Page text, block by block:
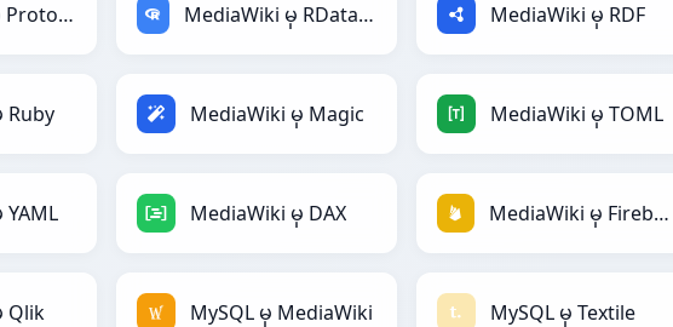
MediaWiki မှ Protobuf MediaWiki မှ RDataFrame MediaWiki မှ RDF
Ruby MediaWiki မှ Magic MediaWiki မှ TOML
MediaWiki မှ DAX MediaWiki မှ Firebase
Qlik MySQL မှ MediaWiki MySQL မှ Textile